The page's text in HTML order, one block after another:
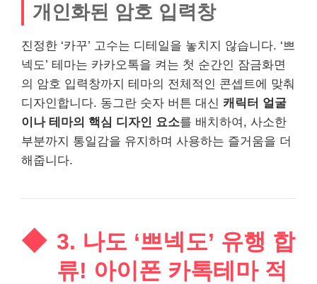
개인화된 암호 입력창
진정한 ‘카꾸’ 고수는 디테일을 놓치지 않습니다. ‘쁘
넥도’ 테마는 카카오톡을 켜는 첫 순간인 잠금화면
의 암호 입력창까지 테마의 전체적인 콘셉트에 맞춰
디자인합니다. 동그란 숫자 버튼 대신 캐릭터 얼굴
이나 테마의 핵심 디자인 요소를 배치하여, 사소한
부분까지 통일감을 유지하며 사용하는 즐거움을 더
해줍니다.
3. 나도 ‘쁘넥도’ 유행 합
류! 아이폰 카톡테마 적